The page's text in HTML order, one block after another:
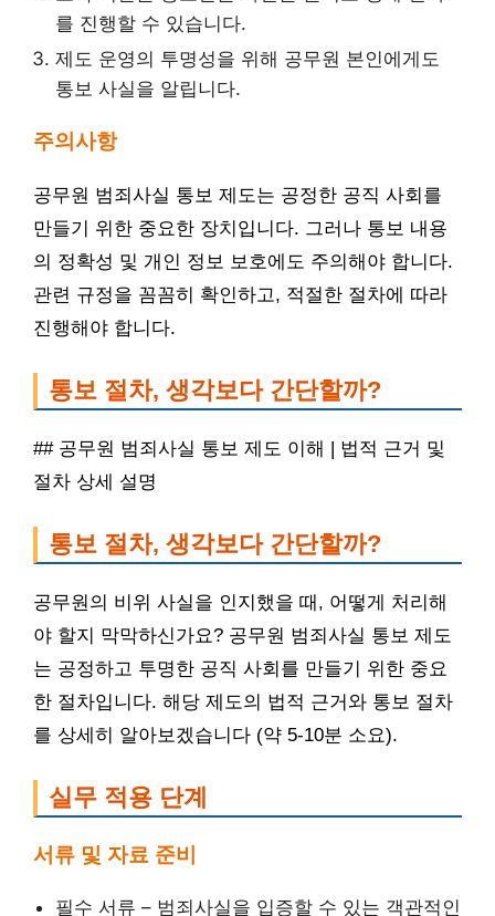
를 진행할 수 있습니다.
제도 운영의 투명성을 위해 공무원 본인에게도
통보 사실을 알립니다.
주의사항
공무원 범죄사실 통보 제도는 공정한 공직 사회를
만들기 위한 중요한 장치입니다. 그러나 통보 내용
의 정확성 및 개인 정보 보호에도 주의해야 합니다.
관련 규정을 꼼꼼히 확인하고, 적절한 절차에 따라
진행해야 합니다.
통보 절차, 생각보다 간단할까?
## 공무원 범죄사실 통보 제도 이해 | 법적 근거 및
절차 상세 설명
통보 절차, 생각보다 간단할까?
공무원의 비위 사실을 인지했을 때, 어떻게 처리해
야 할지 막막하신가요? 공무원 범죄사실 통보 제도
는 공정하고 투명한 공직 사회를 만들기 위한 중요
한 절차입니다. 해당 제도의 법적 근거와 통보 절차
를 상세히 알아보겠습니다 (약 5-10분 소요).
실무 적용 단계
서류 및 자료 준비
필수 서류 – 범죄사실을 입증할 수 있는 객관적인